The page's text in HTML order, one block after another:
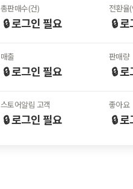
총판매수(건)
🔒 로그인 필요
전환율
🔒
매출
🔒 로그인 필요
판매량
🔒
스토어알림 고객
🔒 로그인 필요
좋아요
🔒